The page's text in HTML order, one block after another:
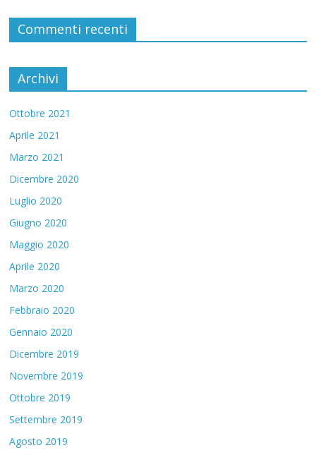
Commenti recenti
Archivi
Ottobre 2021
Aprile 2021
Marzo 2021
Dicembre 2020
Luglio 2020
Giugno 2020
Maggio 2020
Aprile 2020
Marzo 2020
Febbraio 2020
Gennaio 2020
Dicembre 2019
Novembre 2019
Ottobre 2019
Settembre 2019
Agosto 2019